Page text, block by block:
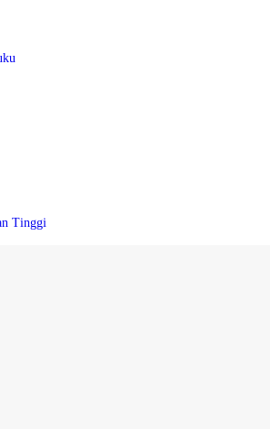
Tinggi